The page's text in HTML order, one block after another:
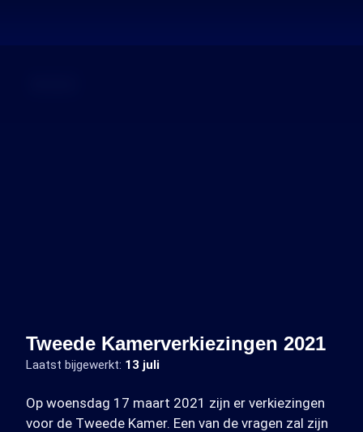
Tweede Kamerverkiezingen 2021
Laatst bijgewerkt: 13 juli
Op woensdag 17 maart 2021 zijn er verkiezingen
voor de Tweede Kamer. Een van de vragen zal zijn